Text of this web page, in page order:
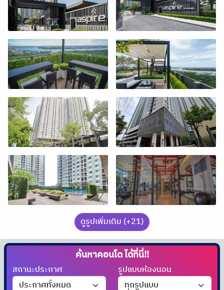
ดูรูปเพิ่มเติม (+21)
ค้นหาคอนโดได้ที่นี่!!
สถานะประกาศ รูปแบบห้องนอน